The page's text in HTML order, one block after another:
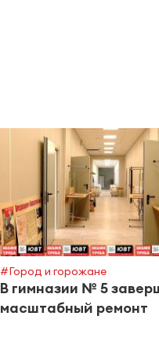
#Город и горожане
В гимназии № 5
масштабный ремонт